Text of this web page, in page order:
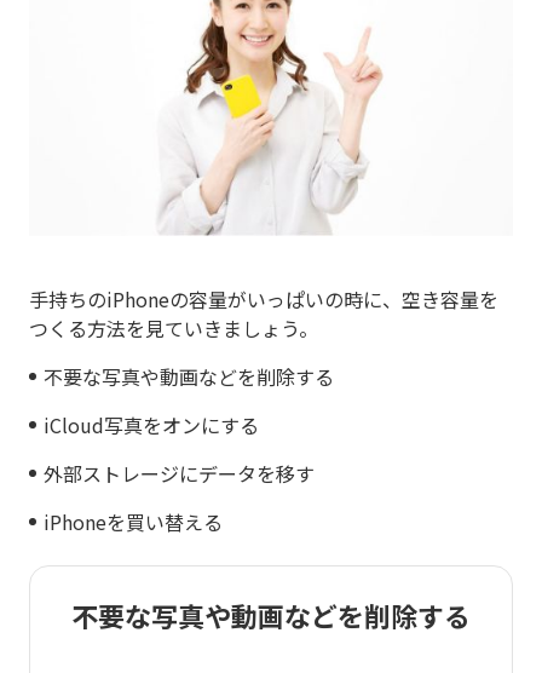
手持ちのiPhoneの容量がいっぱいの時に、空き容量を
つくる方法を見ていきましょう。
不要な写真や動画などを削除する
iCloud写真をオンにする
外部ストレージにデータを移す
iPhoneを買い替える
不要な写真や動画などを削除する